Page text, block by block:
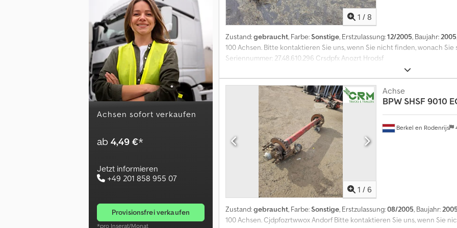
Achsen sofort verkaufen
ab4,49 €*
Jetzt informieren
+49 201 858 955 07
provisionsfrei verkaufen
*pro Inserat/Monat
1 / 8
Zustand:gebraucht, Farbe:Sonstige, Erstzulassung:12/2005, Baujahr:2005
100 Achsen. Bitte kontaktieren Sie uns, wenn Sie nicht finden, wonach
Seriennummer: 27.48.610.296 Crsdpfx Anozrt Hrodsf
1 / 6
Berkel en Rodenrijs
Achse
BPW SHSF 9010
Zustand:gebraucht, Farbe:Sonstige, Erstzulassung:08/2005, Baujahr:
100 Achsen. Cjdpfozrtwwox Andorf Bitte kontaktieren Sie uns, wenn Sie